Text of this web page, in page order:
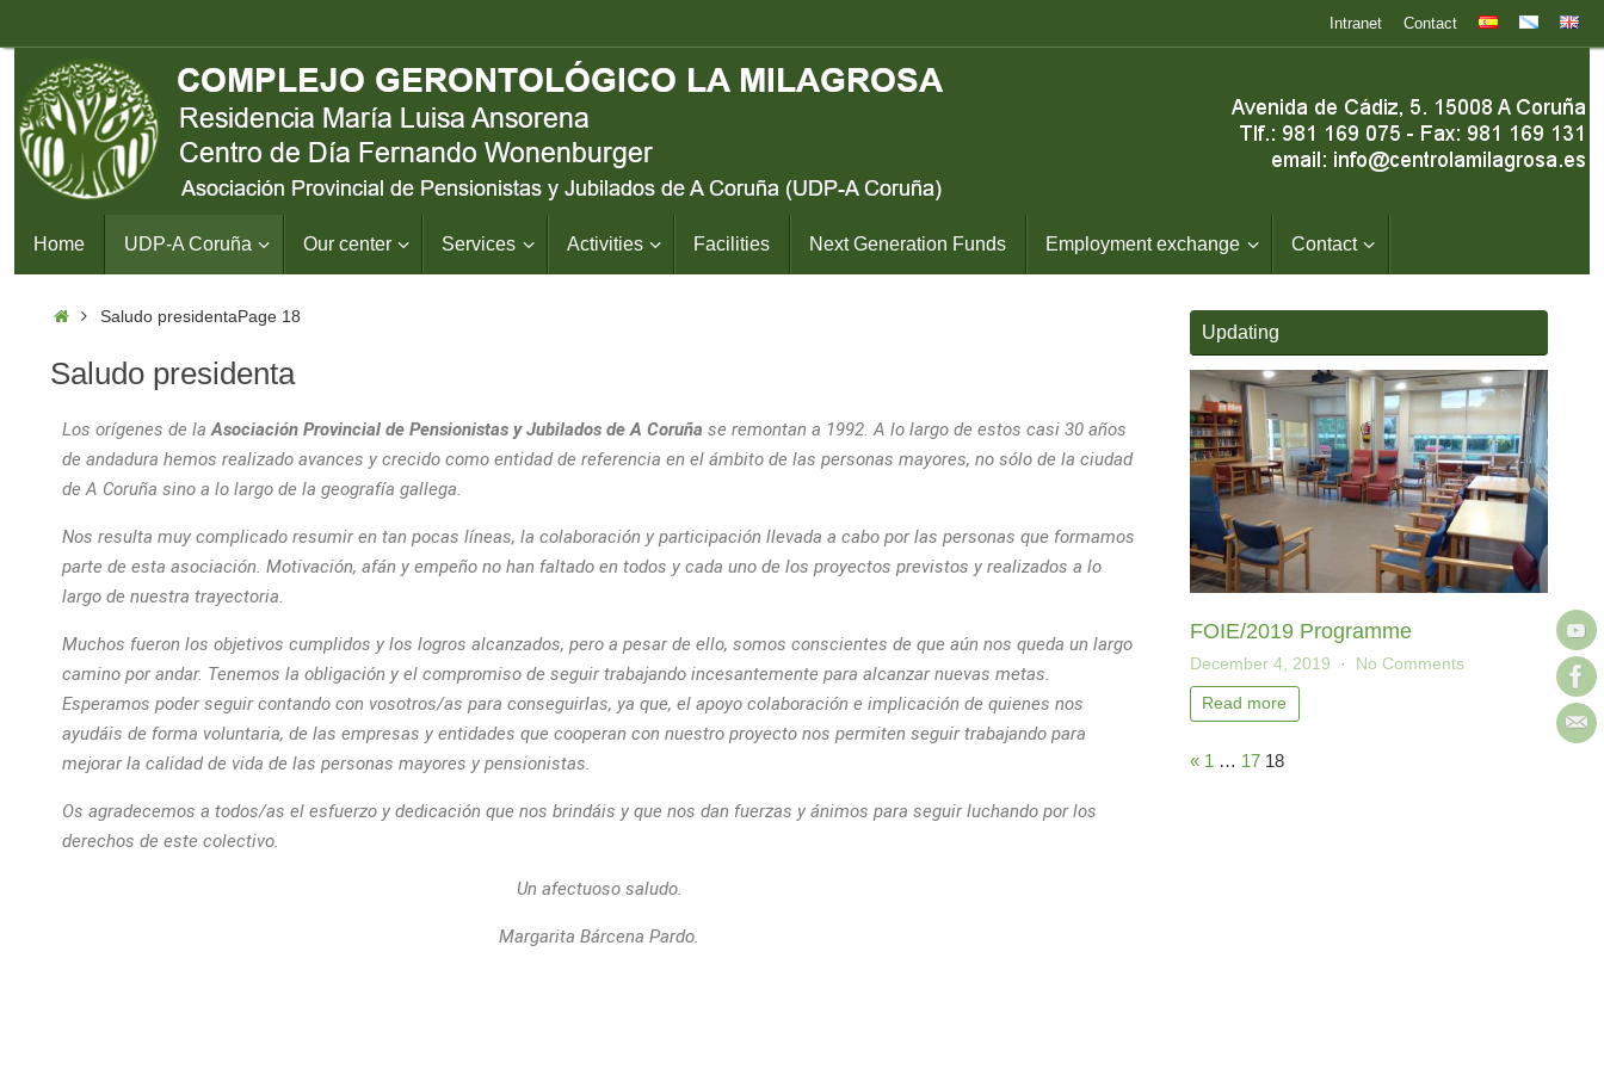
Intranet Contact
Home UDP-A Coruña Our center Services Activities Facilities Next Generation Funds Employment exchange Contact
Saludo presidentaPage 18
Saludo presidenta
Los orígenes de la Asociación Provincial de Pensionistas y Jubilados de A Coruña se remontan a 1992. A lo largo de estos casi 30 años
de andadura hemos realizado avances y crecido como entidad de referencia en el ámbito de las personas mayores, no sólo de la ciudad
de A Coruña sino a lo largo de la geografía gallega.
Nos resulta muy complicado resumir en tan pocas líneas, la colaboración y participación llevada a cabo por las personas que formamos
parte de esta asociación. Motivación, afán y empeño no han faltado en todos y cada uno de los proyectos previstos y realizados a lo
largo de nuestra trayectoria.
Muchos fueron los objetivos cumplidos y los logros alcanzados, pero a pesar de ello, somos conscientes de que aún nos queda un largo
camino por andar. Tenemos la obligación y el compromiso de seguir trabajando incesantemente para alcanzar nuevas metas.
Esperamos poder seguir contando con vosotros/as para conseguirlas, ya que, el apoyo colaboración e implicación de quienes nos
ayudáis de forma voluntaria, de las empresas y entidades que cooperan con nuestro proyecto nos permiten seguir trabajando para
mejorar la calidad de vida de las personas mayores y pensionistas.
Os agradecemos a todos/as el esfuerzo y dedicación que nos brindáis y que nos dan fuerzas y ánimos para seguir luchando por los
derechos de este colectivo.
Un afectuoso saludo.
Margarita Bárcena Pardo.
Updating
FOIE/2019 Programme
December 4, 2019 No Comments
Read more
« 1 … 17 18